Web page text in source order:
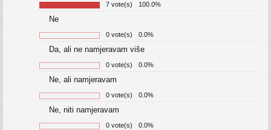
7 vote(s) 100.0%
Ne
0 vote(s) 0.0%
Da, ali ne namjeravam više
0 vote(s) 0.0%
Ne, ali namjeravam
0 vote(s) 0.0%
Ne, niti namjeravam
0 vote(s) 0.0%